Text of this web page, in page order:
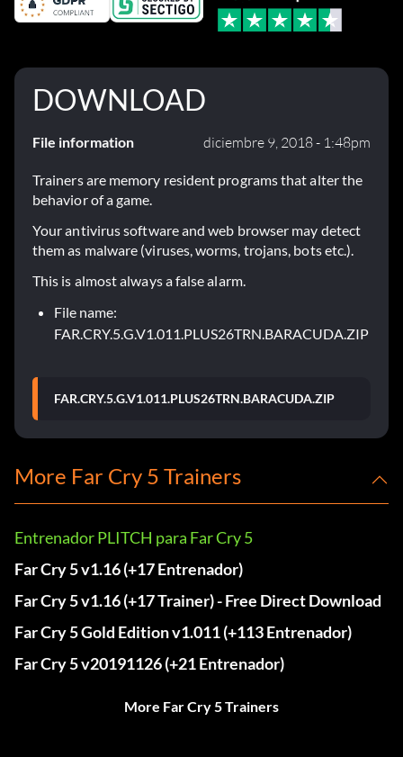
DOWNLOAD
File information diciembre 9, 2018 - 1:48pm
Trainers are memory resident programs that alter the
behavior of a game.
Your antivirus software and web browser may detect
them as malware (viruses, worms, trojans, bots etc.).
This is almost always a false alarm.
File name:
FAR.CRY.5.G.V1.011.PLUS26TRN.BARACUDA.ZIP
FAR.CRY.5.G.V1.011.PLUS26TRN.BARACUDA.ZIP
More Far Cry 5 Trainers
Entrenador PLITCH para Far Cry 5
Far Cry 5 v1.16 (+17 Entrenador)
Far Cry 5 v1.16 (+17 Trainer) - Free Direct Download
Far Cry 5 Gold Edition v1.011 (+113 Entrenador)
Far Cry 5 v20191126 (+21 Entrenador)
More Far Cry 5 Trainers